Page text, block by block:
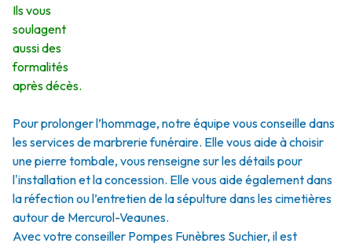
Ils vous
soulagent
aussi des
formalités
après décès.
Pour prolonger l’hommage, notre équipe vous conseille dans
les services de marbrerie funéraire. Elle vous aide à choisir
une pierre tombale, vous renseigne sur les détails pour
l'installation et la concession. Elle vous aide également dans
la réfection ou l’entretien de la sépulture dans les cimetières
autour de Mercurol-Veaunes.
Avec votre conseiller Pompes Funèbres Suchier, il est